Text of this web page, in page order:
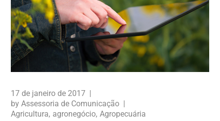
17 de janeiro de 2017
byAssessoria de Comunicação
Agricultura agronegócio Agropecuária